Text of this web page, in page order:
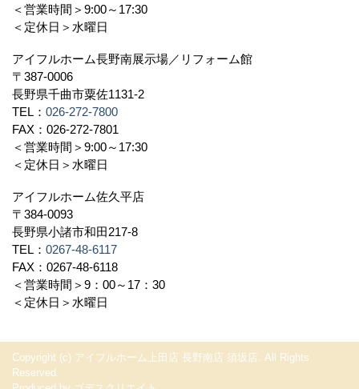
＜営業時間＞9:00～17:30
＜定休日＞水曜日
アイフルホーム長野南展示場／リフォーム館
〒387-0006
長野県千曲市粟佐1131-2
TEL： 026-272-7800
FAX：026-272-7801
＜営業時間＞9:00～17:30
＜定休日＞水曜日
アイフルホーム佐久平店
〒384-0093
長野県小諸市和田217-8
TEL： 0267-48-6117
FAX：0267-48-6118
＜営業時間＞9：00～17：30
＜定休日＞水曜日
Copyright (c) アイフルホーム上田店 長野南店 須坂店. All Rights
Reserved.